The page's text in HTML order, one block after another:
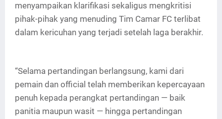
menyampaikan klarifikasi sekaligus mengkritisi
pihak-pihak yang menuding Tim Camar FC terlibat
dalam kericuhan yang terjadi setelah laga berakhir.
“Selama pertandingan berlangsung, kami dari
pemain dan official telah memberikan kepercayaan
penuh kepada perangkat pertandingan — baik
panitia maupun wasit — hingga pertandingan